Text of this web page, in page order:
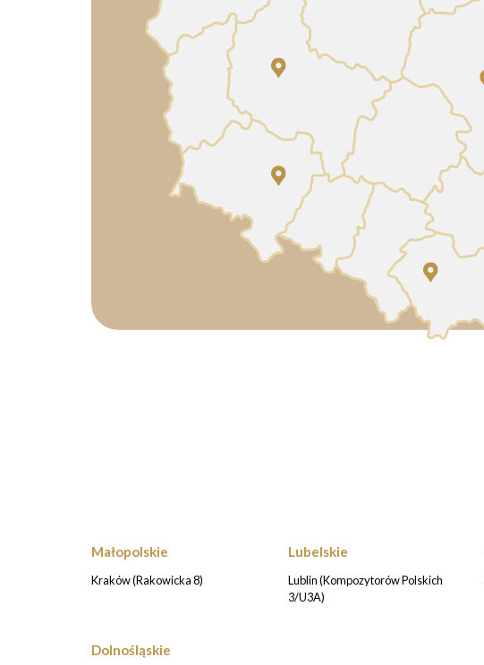
Małopolskie
Kraków (Rakowicka 8)
Lubelskie
Lublin (Kompozytorów Polskich
3/U3A)
Dolnośląskie